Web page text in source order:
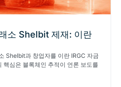
소 Shelbit 제재: 이란
Shelbit과 창업자를 이란 IRGC 자금
핵심은 블록체인 추적이 언론 보도를